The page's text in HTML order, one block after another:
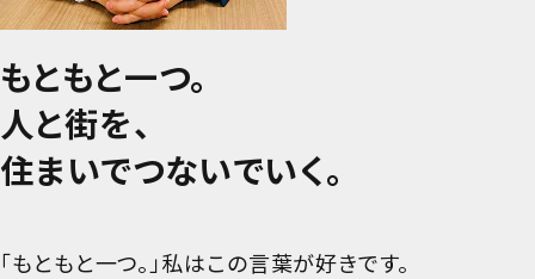
もともと一つ。
人と街を、
住まいでつないでいく。
「もともと一つ。」私はこの言葉が好きです。